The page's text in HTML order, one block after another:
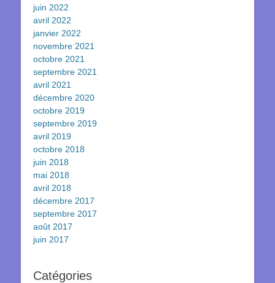
juin 2022
avril 2022
janvier 2022
novembre 2021
octobre 2021
septembre 2021
avril 2021
décembre 2020
octobre 2019
septembre 2019
avril 2019
octobre 2018
juin 2018
mai 2018
avril 2018
décembre 2017
septembre 2017
août 2017
juin 2017
Catégories